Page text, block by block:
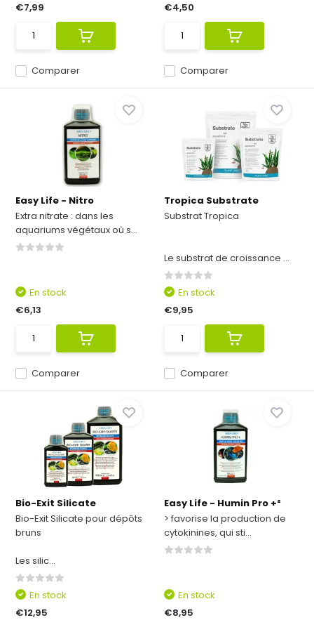
Comparer
€7,99
Comparer
€4,50
Easy Life - Nitro
Extra nitrate : dans les
aquariums végétaux où s...
Comparer
En stock
€6,13
Tropica Substrate
Substrat Tropica
Le substrat de croissance ...
Comparer
En stock
€9,95
Bio-Exit Silicate
Bio-Exit Silicate pour dépôts
bruns
Les silic...
En stock
€12,95
Easy Life - Humin Pro +²
> favorise la production de
cytokinines, qui sti...
En stock
€8,95